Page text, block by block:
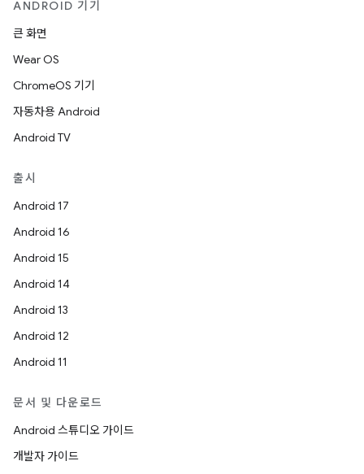
ANDROID 기기
큰 화면
Wear OS
ChromeOS 기기
자동차용 Android
Android TV
출시
Android 17
Android 16
Android 15
Android 14
Android 13
Android 12
Android 11
문서 및 다운로드
Android 스튜디오 가이드
개발자 가이드